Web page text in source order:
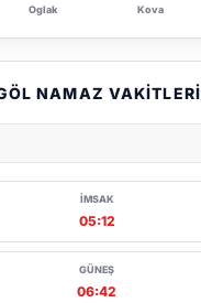
Oglak Kova
NAMAZ VAKITLERI
İMSAK
05:12
GÜNEŞ
06:42